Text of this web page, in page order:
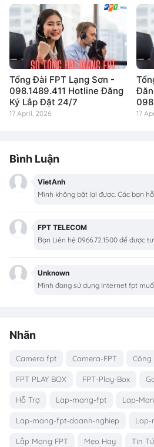
Tổng Đài FPT Lạng Sơn -
098.1489.411 Hotline Đăng
Ký Lắp Đặt 24/7
17 April, 2026 17
Bình Luận
VietAnh
Mình không bật lại được. Các bạn
FPT TELECOM
Bạn Liên hệ 0966.72.1500 để được
Unknown
Mình đang sử dụng Internet fpt
Nhãn
Camera fpt Camera-FPT Công
FPT PLAY BOX FPT-Play-Box
Hỗ Trợ Lap-mang-fpt Lap-
Lap-mang-fpt-doanh-nghiep Lap-
Lắp Mạng FPT Mẹo Hay Tin